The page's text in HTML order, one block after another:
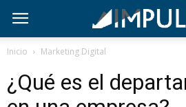
Inicio Marketing Digital
¿Qué es el